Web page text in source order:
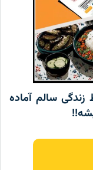
سالم آماده